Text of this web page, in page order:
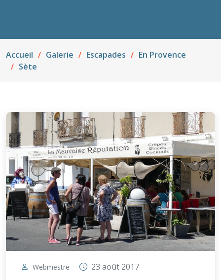
Accueil Galerie Escapades
En Provence
Sète
Webmestre 23 août 2017